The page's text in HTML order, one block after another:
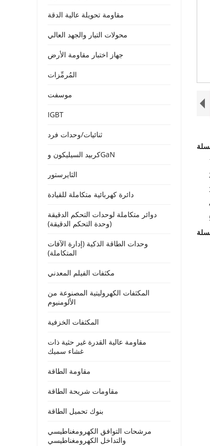
مقاومة تحويلة عالية الدقة
محولات التيار والجهد العالي
جهاز اختبار مقاومة الأرض
المُرمِّزات
موسفت
IGBT
ثنائيات/وحدات فرد
كربيد السيليكون وGaN
الثايرستور
دائرة كهربائية متكاملة للقيادة
دوائر متكاملة لوحدات التحكم الدقيقة
(وحدة التحكم الدقيقة)
وحدات الطاقة الذكية (إدارة الآفات
المتكاملة)
مكثفات الفيلم المعدني
المكثفات الكهروليتية المصنوعة من
الألومنيوم
المكثفات الخزفية
مقاومة عالية القدرة غير حثية ذات
غشاء سميك
مقاومة الطاقة
مقاومات شريحة الطاقة
بنوك تحميل الطاقة
مرشحات التوافق الكهرومغناطيسي
والتداخل الكهرومغناطيسي